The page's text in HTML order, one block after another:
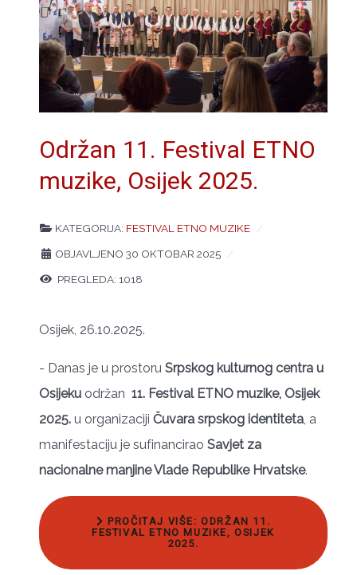
Održan 11. Festival ETNO
muzike, Osijek 2025.
KATEGORIJA: FESTIVAL ETNO MUZIKE
OBJAVLJENO 30 OKTOBAR 2025
PREGLEDA: 1018
Osijek, 26.10.2025.
- Danas je u prostoru Srpskog kulturnog centra u
Osijeku održan 11. Festival ETNO muzike, Osijek
2025. u organizaciji Čuvara srpskog identiteta, a
manifestaciju je sufinancirao Savjet za
nacionalne manjine Vlade Republike Hrvatske.
PROČITAJ VIŠE: ODRŽAN 11.
FESTIVAL ETNO MUZIKE, OSIJEK
2025.